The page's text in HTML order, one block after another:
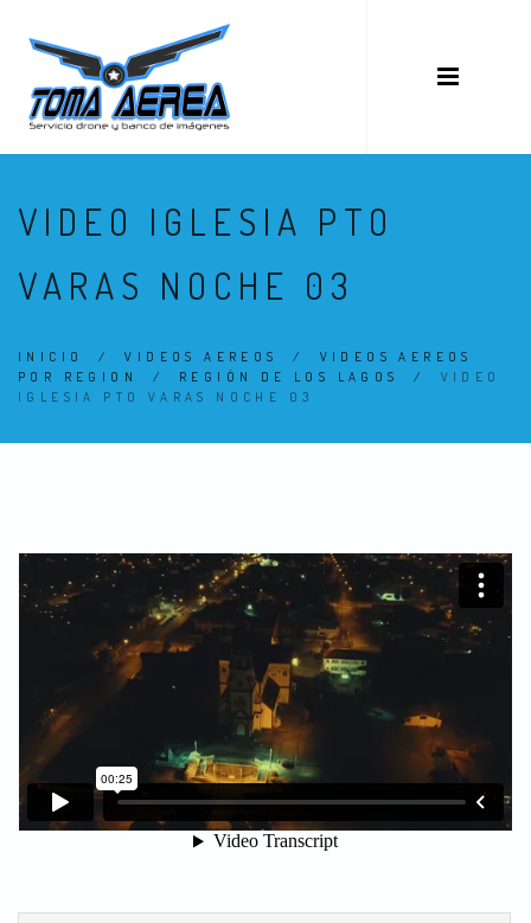
VIDEO IGLESIA PTO
VARAS NOCHE 03
INICIO /VIDEOS AEREOS / VIDEOS AEREOS
POR REGION
/ REGIÓN DE LOS LAGOS / VIDEO
IGLESIA PTO VARAS NOCHE 03